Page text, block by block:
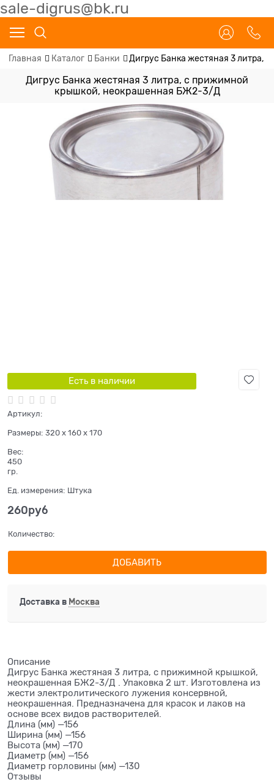
sale-digrus@bk.ru
Главная Каталог Банки Дигрус Банка жестяная 3
Дигрус Банка жестяная 3 литра, с прижимной
крышкой, неокрашенная БЖ2-3/Д
Есть в наличии
Артикул:
Размеры: 320 x 160 x 170
Вес:
450
гр.
Ед. измерения: Штука
260руб
Количество:
ДОБАВИТЬ
Доставка в Москва
Описание
Дигрус Банка жестяная 3 литра, с прижимной крышкой,
неокрашенная БЖ2-3/Д . Упаковка 2 шт. Изготовлена из
жести электролитического лужения консервной,
неокрашенная. Предназначена для красок и лаков на
основе всех видов растворителей.
Длина (мм) —156
Ширина (мм) —156
Высота (мм) —170
Диаметр (мм) —156
Диаметр горловины (мм) —130
Отзывы